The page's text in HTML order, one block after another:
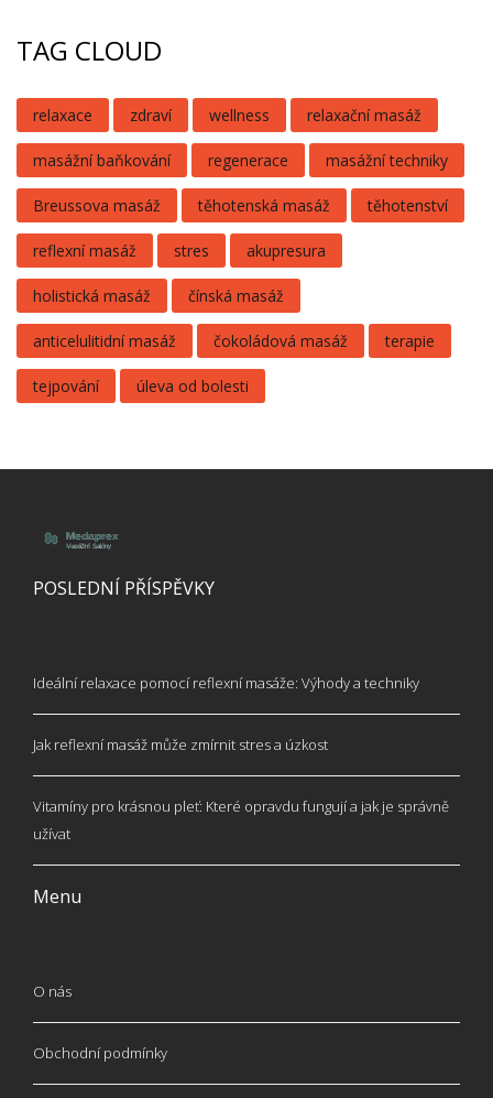
TAG CLOUD
relaxace zdraví wellness relaxační masáž
masážní baňkování regenerace masážní techniky
Breussova masáž těhotenská masáž těhotenství
reflexní masáž stres akupresura
holistická masáž čínská masáž
anticelulitidní masáž čokoládová masáž terapie
tejpování úleva od bolesti
POSLEDNÍ PŘÍSPĚVKY
Ideální relaxace pomocí reflexní masáže: Výhody a techniky
Jak reflexní masáž může zmírnit stres a úzkost
Vitamíny pro krásnou pleť: Které opravdu fungují a jak je správně
užívat
Menu
O nás
Obchodní podmínky